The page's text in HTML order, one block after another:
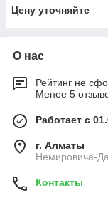
Цену уточняйте
О нас
Рейтинг не
Менее 5
Работает с
г. Алматы
Немировича-
Контакты